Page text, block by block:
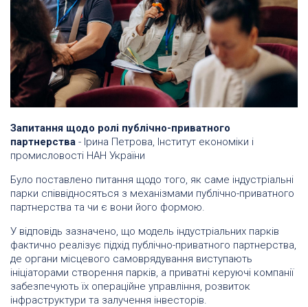
Запитання щодо ролі публічно-приватного
партнерства - Ірина Петрова, Інститут економіки і
промисловості НАН України
Було поставлено питання щодо того, як саме індустріальні
парки співвідносяться з механізмами публічно-приватного
партнерства та чи є вони його формою.
У відповідь зазначено, що модель індустріальних парків
фактично реалізує підхід публічно-приватного партнерства,
де органи місцевого самоврядування виступають
ініціаторами створення парків, а приватні керуючі компанії
забезпечують їх операційне управління, розвиток
інфраструктури та залучення інвесторів.